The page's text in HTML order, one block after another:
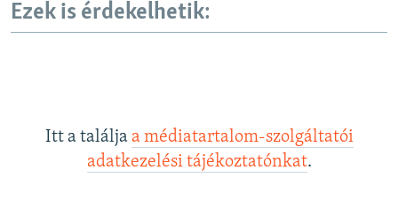
Ezek is érdekelhetik:
Itt a találja a médiatartalom-szolgáltatói
adatkezelési tájékoztatónkat.